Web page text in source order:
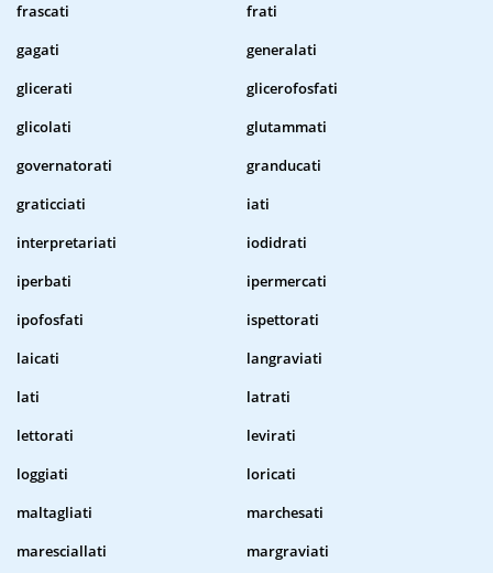
frascati
frati
gagati
generalati
glicerati
glicerofosfati
glicolati
glutammati
governatorati
granducati
graticciati
iati
interpretariati
iodidrati
iperbati
ipermercati
ipofosfati
ispettorati
laicati
langraviati
lati
latrati
lettorati
levirati
loggiati
loricati
maltagliati
marchesati
maresciallati
margraviati